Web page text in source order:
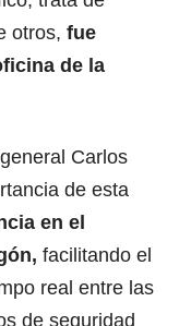
otros, fue
de la
Carlos
de esta
en el
facilitando el
real entre las
de seguridad